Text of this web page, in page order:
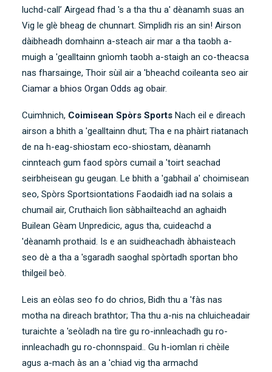
luchd-call’ Airgead fhad 's a tha thu a' dèanamh suas an
Vig le glè bheag de chunnart. Sìmplidh ris an sin! Airson
dàibheadh ​​domhainn a-steach air mar a tha taobh a-
muigh a 'gealltainn gnìomh taobh a-staigh an co-theacsa
nas fharsainge, Thoir sùil air a 'bheachd coileanta seo air
Ciamar a bhios Organ Odds ag obair.
Cuimhnich, Coimisean Spòrs Sports Nach eil e dìreach
airson a bhith a 'gealltainn dhut; Tha e na phàirt riatanach
de na h-eag-shiostam eco-shiostam, dèanamh
cinnteach gum faod spòrs cumail a 'toirt seachad
seirbheisean gu geugan. Le bhith a 'gabhail a' choimisean
seo, Spòrs Sportsiontations Faodaidh iad na solais a
chumail air, Cruthaich lìon sàbhailteachd an aghaidh
Builean Gèam Unpredicic, agus tha, cuideachd a
'dèanamh prothaid. Is e an suidheachadh àbhaisteach
seo dè a tha a 'sgaradh saoghal spòrtadh sportan bho
thilgeil beò.
Leis an eòlas seo fo do chrios, Bidh thu a 'fàs nas
motha na dìreach brathtor; Tha thu a-nis na chluicheadair
turaichte a 'seòladh na tìre gu ro-innleachadh gu ro-
innleachadh gu ro-chonnspaid.. Gu h-iomlan ri chèile
agus a-mach às an a 'chiad vig tha armachd